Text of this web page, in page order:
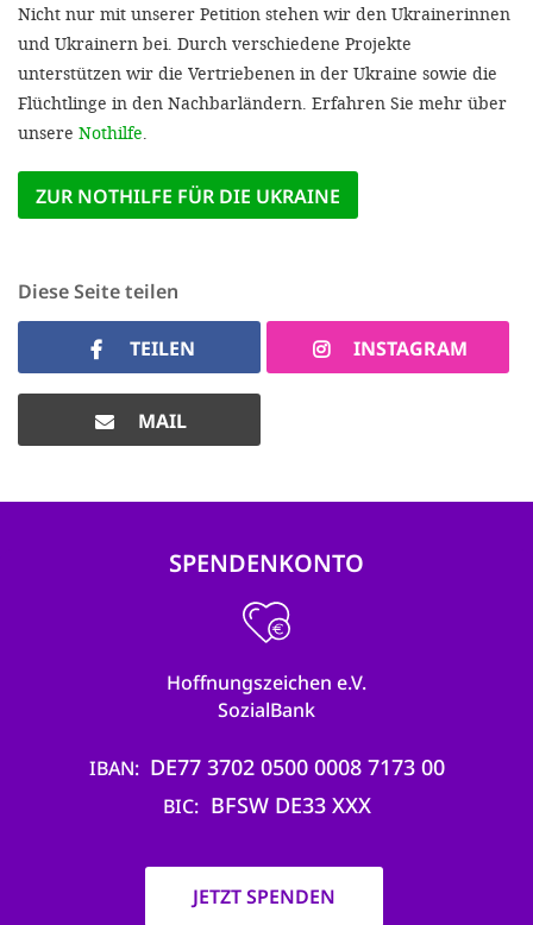
Nicht nur mit unserer Petition stehen wir den Ukrainerinnen
und Ukrainern bei. Durch verschiedene Projekte
unterstützen wir die Vertriebenen in der Ukraine sowie die
Flüchtlinge in den Nachbarländern. Erfahren Sie mehr über
unsere Nothilfe.
ZUR NOTHILFE FÜR DIE UKRAINE
Diese Seite teilen
TEILEN INSTAGRAM
MAIL
SPENDENKONTO
Hoffnungszeichen e.V.
SozialBank
IBAN DE77 3702 0500 0008 7173 00
BIC BFSW DE33 XXX
JETZT SPENDEN